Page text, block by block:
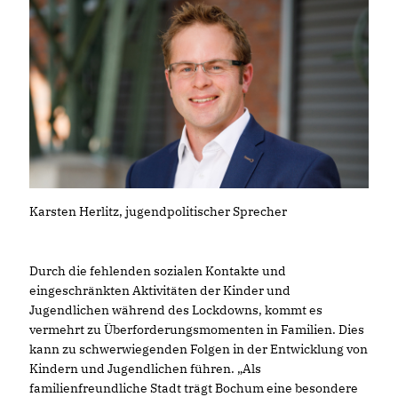
Karsten Herlitz, jugendpolitischer Sprecher
Durch die fehlenden sozialen Kontakte und
eingeschränkten Aktivitäten der Kinder und
Jugendlichen während des Lockdowns, kommt es
vermehrt zu Überforderungsmomenten in Familien. Dies
kann zu schwerwiegenden Folgen in der Entwicklung von
Kindern und Jugendlichen führen. „Als
familienfreundliche Stadt trägt Bochum eine besondere